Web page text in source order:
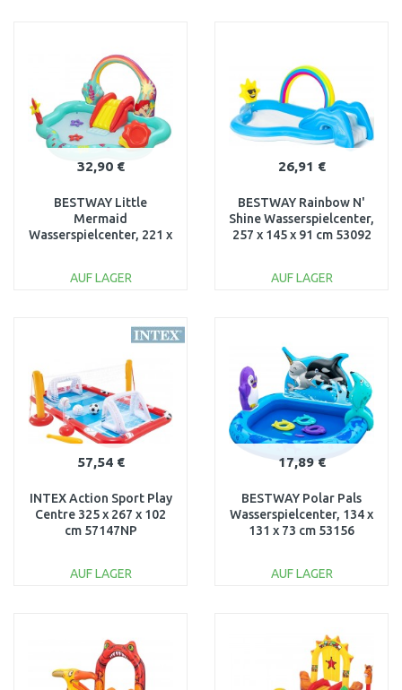
Vergleichen
32,90 €
BESTWAY Little
Mermaid
Wasserspielcenter, 221 x
AUF LAGER
26,91 €
BESTWAY Rainbow N'
Shine Wasserspielcenter,
257 x 145 x 91 cm 53092
AUF LAGER
Vergleichen
57,54 €
INTEX Action Sport Play
Centre 325 x 267 x 102
cm 57147NP
AUF LAGER
Vergleichen
17,89 €
BESTWAY Polar Pals
Wasserspielcenter, 134 x
131 x 73 cm 53156
AUF LAGER
Vergleichen